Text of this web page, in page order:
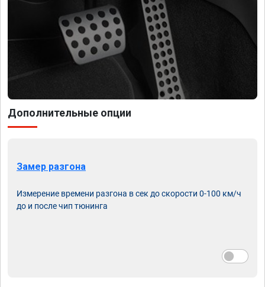
Дополнительные опции
Замер разгона
Измерение времени разгона в сек до скорости 0-100 км/ч
до и после чип тюнинга